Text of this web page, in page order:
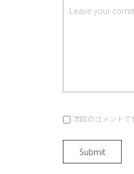
次回のコメント